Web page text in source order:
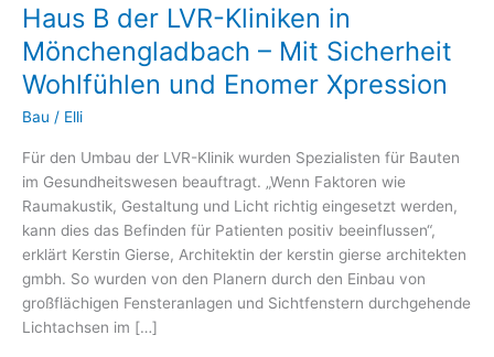
Haus B der LVR-Kliniken in
Mönchengladbach – Mit Sicherheit
Wohlfühlen und Enomer Xpression
Bau / Elli
Für den Umbau der LVR-Klinik wurden Spezialisten für Bauten
im Gesundheitswesen beauftragt. „Wenn Faktoren wie
Raumakustik, Gestaltung und Licht richtig eingesetzt werden,
kann dies das Befinden für Patienten positiv beeinflussen“,
erklärt Kerstin Gierse, Architektin der kerstin gierse architekten
gmbh. So wurden von den Planern durch den Einbau von
großflächigen Fensteranlagen und Sichtfenstern durchgehende
Lichtachsen im […]
LVR-
Kliniken
in
Mönchengladbach
–
Sicherheit
Wohlfühlen
und
Enomer
Xpression